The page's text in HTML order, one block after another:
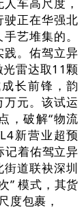
正在华强北
艺堆集的。
。佑驾立异
雷达取11颗
长前锋，韵
元。该试运
，破解“物流
新营业超预
记着佑驾立异
道联袂深圳
” 模式，其货
度包裹，